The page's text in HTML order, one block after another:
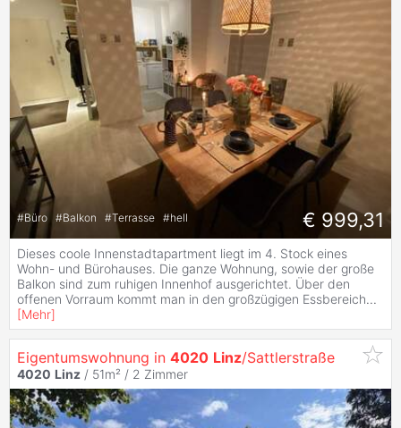
#Büro #Balkon #Terrasse #hell € 999,31
Dieses coole Innenstadtapartment liegt im 4. Stock eines
Wohn- und Bürohauses. Die ganze Wohnung, sowie der große
Balkon sind zum ruhigen Innenhof ausgerichtet. Über den
offenen Vorraum kommt man in den großzügigen Essbereich...
[Mehr]
Eigentumswohnung in 4020 Linz/Sattlerstraße
4020 Linz / 51m² / 2 Zimmer